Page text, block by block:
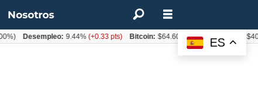
Nosotros
ES
Desempleo: 9.44% (+0.33 pts) Bitcoin: $64.600,08(+2.93%)